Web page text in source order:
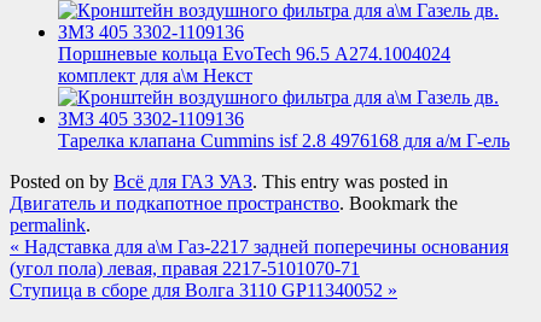
Поршневые кольца EvoTech 96.5 А274.1004024
комплект для а\м Некст
Тарелка клапана Cummins isf 2.8 4976168 для а/м Г-ель
Posted on by Всё для ГАЗ УАЗ. This entry was posted in
Двигатель и подкапотное пространство. Bookmark the
permalink.
« Надставка для а\м Газ-2217 задней поперечины основания
(угол пола) левая, правая 2217-5101070-71
Ступица в сборе для Волга 3110 GP11340052 »